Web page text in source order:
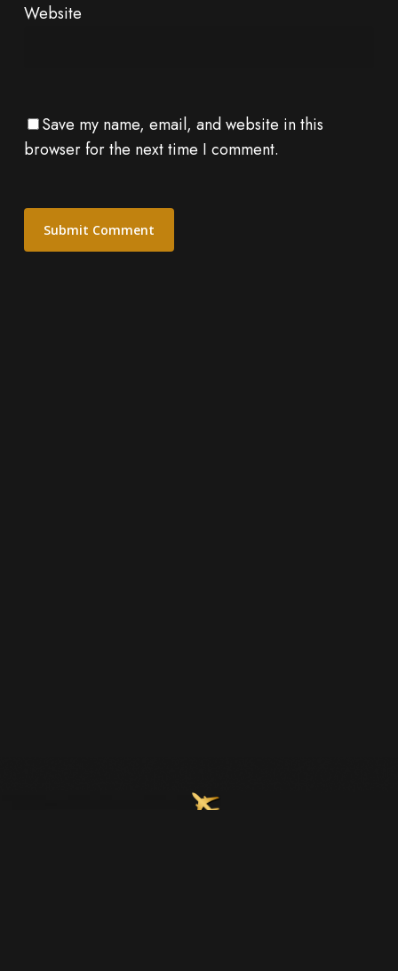
Website
Save my name, email, and website in this
browser for the next time I comment.